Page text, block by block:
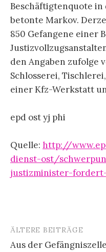
Beschäftigtenquote in
betonte Markov.
850 Gefangene einer
den Angaben zufolge
Schlosserei,
einer Kfz-Werkstatt
epd ost yj phi
Quelle: http://
dienst-ost/
justizminister-
ÄLTERE BEITRÄGE
Aus der